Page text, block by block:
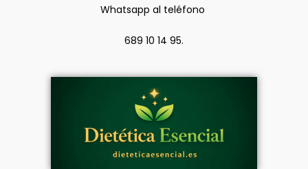
Whatsapp al teléfono
689 10 14 95.